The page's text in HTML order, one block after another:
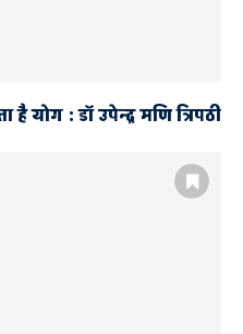
योग : डॉ उपेन्द्र मणि त्रिपठी